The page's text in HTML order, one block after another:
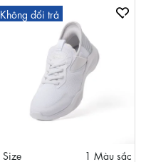
Không đổi trả
1 Màu sắc